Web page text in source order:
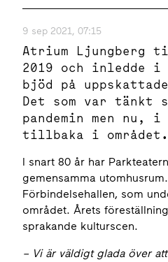
9 sep 2021, 07:15
Atrium Ljungberg
2019 och inledde i
bjöd på
Det som var tänkt
pandemin men nu,
tillbaka i
I snart 80 år har
gemensamma
Förbindelsehallen, som
området. Årets
sprakande kulturscen.
– Vi är väldigt glada över